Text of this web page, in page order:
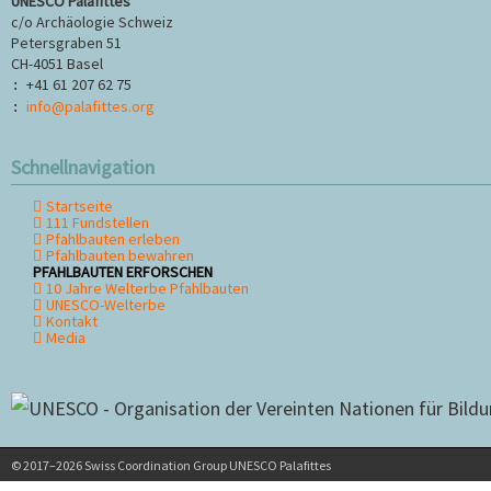
c/o Archäologie Schweiz
Petersgraben 51
CH-4051 Basel
: +41 61 207 62 75
: info@palafittes.org
Schnellnavigation
Navigation
überspringen
Startseite
111 Fundstellen
Pfahlbauten erleben
Pfahlbauten bewahren
PFAHLBAUTEN ERFORSCHEN
10 Jahre Welterbe Pfahlbauten
UNESCO-Welterbe
Kontakt
Media
© 2017–2026 Swiss Coordination Group UNESCO Palafittes